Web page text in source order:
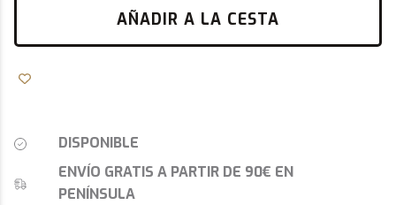
AÑADIR A LA CESTA
DISPONIBLE
ENVÍO GRATIS A PARTIR DE 90€ EN
PENÍNSULA